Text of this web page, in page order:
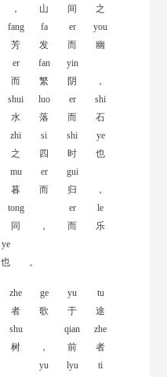
，
山
间
之
fang
芳
fa
发
er
而
you
幽
er
而
fan
繁
yin
阴
，
shui
水
luo
落
er
而
shi
石
zhi
之
si
四
shi
时
ye
也
mu
暮
er
而
gui
归
，
tong
同
，
er
而
le
乐
ye
也
。
zhe
者
ge
歌
yu
于
tu
途
shu
树
，
qian
前
zhe
者
yu
lyu
ti